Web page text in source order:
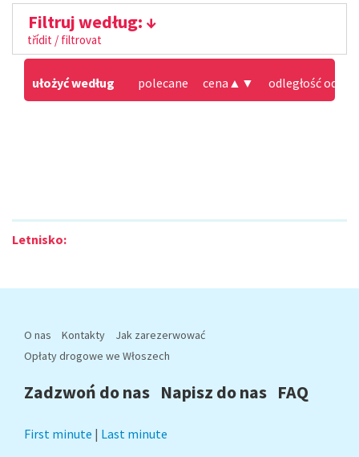
Filtruj według:
třídit / filtrovat
ułożyć według polecane cena ▲ ▼ odległość od
Letnisko:
O nas Kontakty
Jak zarezerwować
Opłaty drogowe we Włoszech
Zadzwoń do nas Napisz do nas FAQ
First minute | Last minute